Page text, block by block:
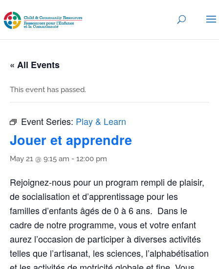
« All Events
This event has passed.
Event Series: Play & Learn
Jouer et apprendre
May 21 @ 9:15 am - 12:00 pm
Rejoignez-nous pour un program rempli de plaisir,
de socialisation et d’apprentissage pour les
familles d’enfants âgés de 0 à 6 ans. Dans le
cadre de notre programme, vous et votre enfant
aurez l’occasion de participer à diverses activités
telles que l’artisanat, les sciences, l’alphabétisation